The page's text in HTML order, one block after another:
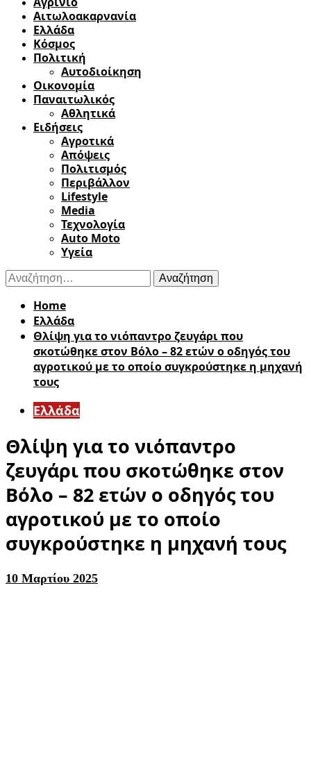
Αιτωλοακαρνανία
Ελλάδα
Κόσμος
Πολιτική
Αυτοδιοίκηση
Οικονομία
Παναιτωλικός
Αθλητικά
Ειδήσεις
Αγροτικά
Απόψεις
Πολιτισμός
Περιβάλλον
Lifestyle
Media
Τεχνολογία
Auto Moto
Υγεία
Αναζήτηση
για:
Home
Ελλάδα
Θλίψη για το νιόπαντρο ζευγάρι που
σκοτώθηκε στον Βόλο – 82 ετών ο οδηγός του
αγροτικού με το οποίο συγκρούστηκε η μηχανή
τους
Ελλάδα
Θλίψη για το νιόπαντρο
ζευγάρι που σκοτώθηκε στον
Βόλο – 82 ετών ο οδηγός του
αγροτικού με το οποίο
συγκρούστηκε η μηχανή τους
10 Μαρτίου 2025